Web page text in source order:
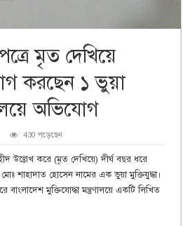
মৃত দেখিয়ে
করছেন ১ ভুয়া
অভিযোগ
430 পড়েছেন
উল্লেখ করে (মৃত দেখিয়ে) দীর্ঘ বছর ধরে
শাহাদাত হোসেন নামের এক ভুয়া মুক্তিযুদ্ধা।
বাংলাদেশ মুক্তিযোদ্ধা মন্ত্রণালয়ে একটি লিখিত